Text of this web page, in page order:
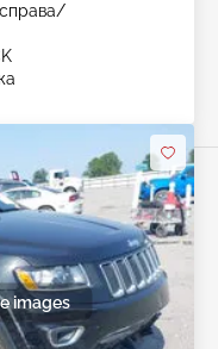
images